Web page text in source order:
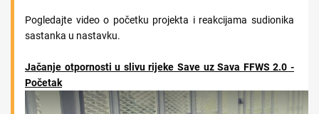
Pogledajte video o početku projekta i reakcijama sudionika
sastanka u nastavku.
Jačanje otpornosti u slivu rijeke Save uz Sava FFWS 2.0 -
Početak